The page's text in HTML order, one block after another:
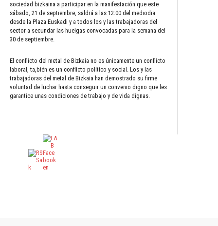
sociedad bizkaina a participar en la manifestación que este
sábado, 21 de septiembre, saldrá a las 12:00 del mediodia
desde la Plaza Euskadi y a todos los y las trabajadoras del
sector a secundar las huelgas convocadas para la semana del
30 de septiembre.
El conflicto del metal de Bizkaia no es únicamente un conflicto
laboral, ta,bién es un conflicto político y social. Los y las
trabajadoras del metal de Bizkaia han demostrado su firme
voluntad de luchar hasta conseguir un convenio digno que les
garantice unas condiciones de trabajo y de vida dignas.